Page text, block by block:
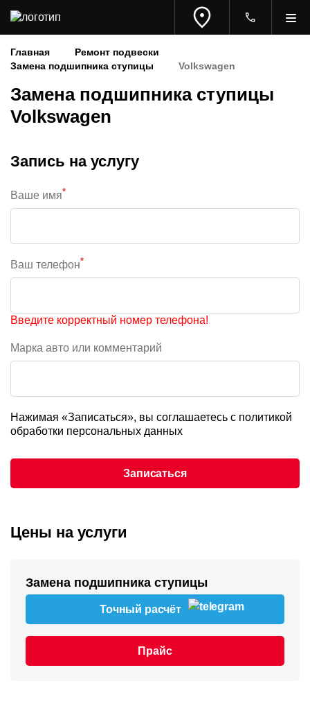
Главная
Ремонт подвески
Замена подшипника ступицы
Volkswagen
Замена подшипника ступицы
Volkswagen
Запись на услугу
Ваше имя*
Ваш телефон*
Введите корректный номер телефона!
Марка авто или комментарий
Нажимая «Записаться», вы соглашаетесь с политикой
обработки персональных данных
Записаться
Цены на услуги
Замена подшипника ступицы
Точный расчёт
Прайс